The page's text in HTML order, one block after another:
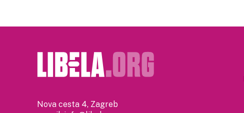
Nova cesta 4, Zagreb